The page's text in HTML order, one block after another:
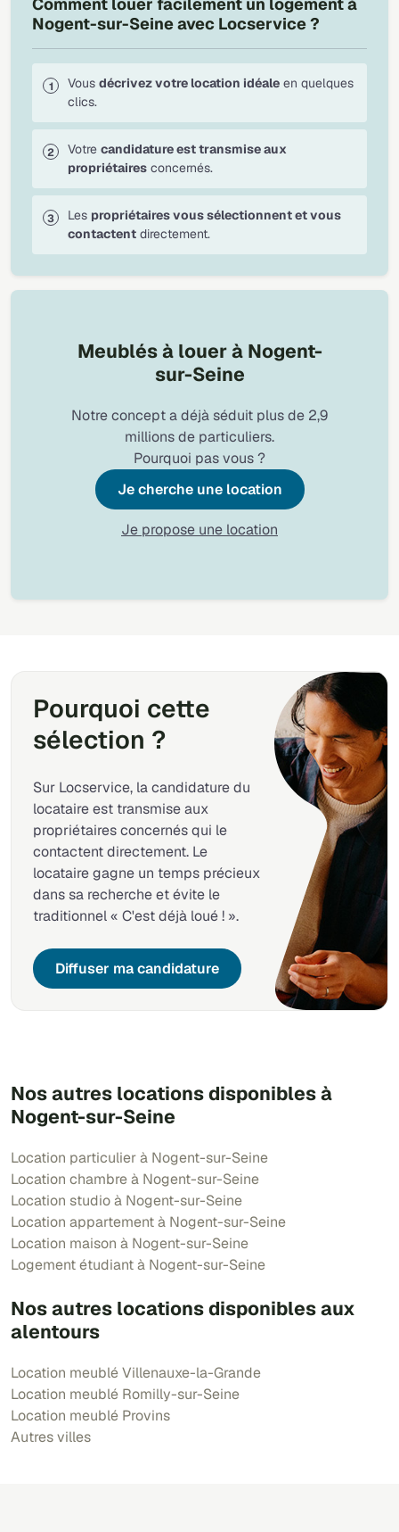
Nogent-sur-Seine avec Locservice ?
Vous décrivez votre location idéale en quelques
clics.
Votre candidature est transmise aux
propriétaires concernés.
Les propriétaires vous sélectionnent et vous
contactent directement.
Meublés à louer à Nogent-
sur-Seine
Notre concept a déjà séduit plus de 2,9
millions de particuliers.
Pourquoi pas vous ?
Je cherche une location
Je propose une location
Pourquoi cette
sélection ?
Sur Locservice, la candidature du
locataire est transmise aux
propriétaires concernés qui le
contactent directement. Le
locataire gagne un temps précieux
dans sa recherche et évite le
traditionnel « C'est déjà loué ! ».
Diffuser ma candidature
Nos autres locations disponibles à
Nogent-sur-Seine
Location particulier à Nogent-sur-Seine
Location chambre à Nogent-sur-Seine
Location studio à Nogent-sur-Seine
Location appartement à Nogent-sur-Seine
Location maison à Nogent-sur-Seine
Logement étudiant à Nogent-sur-Seine
Nos autres locations disponibles aux
alentours
Location meublé Villenauxe-la-Grande
Location meublé Romilly-sur-Seine
Location meublé Provins
Autres villes